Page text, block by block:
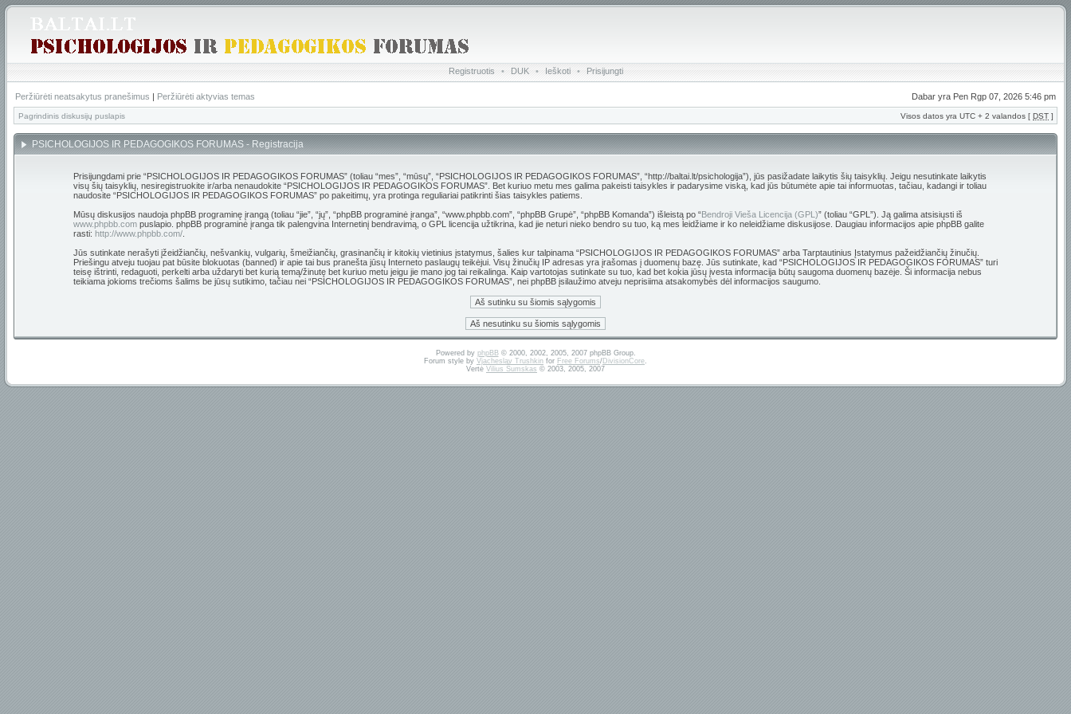
Registruotis • DUK • Ieškoti • Prisijungti
Peržiūrėti neatsakytus pranešimus | Peržiūrėti aktyvias temas Dabar yra Pen Rgp 07, 2026 5:46 pm
Pagrindinis diskusijų puslapis Visos datos yra UTC + 2 valandos [ DST ]
PSICHOLOGIJOS IR PEDAGOGIKOS FORUMAS - Registracija
Prisijungdami prie “PSICHOLOGIJOS IR PEDAGOGIKOS FORUMAS” (toliau “mes”, “mūsų”, “PSICHOLOGIJOS IR PEDAGOGIKOS FORUMAS”, “http://baltai.lt/psichologija”), jūs pasižadate laikytis šių taisyklių. Jeigu nesutinkate laikytis
visų šių taisyklių, nesiregistruokite ir/arba nenaudokite “PSICHOLOGIJOS IR PEDAGOGIKOS FORUMAS”. Bet kuriuo metu mes galima pakeisti taisykles ir padarysime viską, kad jūs būtumėte apie tai informuotas, tačiau, kadangi ir toliau
naudosite “PSICHOLOGIJOS IR PEDAGOGIKOS FORUMAS” po pakeitimų, yra protinga reguliariai patikrinti šias taisykles patiems.
Mūsų diskusijos naudoja phpBB programinę įrangą (toliau “jie”, “jų”, “phpBB programinė įranga”, “www.phpbb.com”, “phpBB Grupė”, “phpBB Komanda”) išleistą po “Bendroji Vieša Licencija (GPL)” (toliau “GPL”). Ją galima atsisiųsti iš
www.phpbb.com puslapio. phpBB programinė įranga tik palengvina Internetinį bendravimą, o GPL licencija užtikrina, kad jie neturi nieko bendro su tuo, ką mes leidžiame ir ko neleidžiame diskusijose. Daugiau informacijos apie phpBB galite
rasti: http://www.phpbb.com/
Jūs sutinkate nerašyti įžeidžiančių, nešvankių, vulgarių, šmeižiančių, grasinančių ir kitokių vietinius įstatymus, šalies kur talpinama “PSICHOLOGIJOS IR PEDAGOGIKOS FORUMAS” arba Tarptautinius Įstatymus pažeidžiančių žinučių.
Priešingu atveju tuojau pat būsite blokuotas (banned) ir apie tai bus pranešta jūsų Interneto paslaugų teikėjui. Visų žinučių IP adresas yra įrašomas į duomenų bazę. Jūs sutinkate, kad “PSICHOLOGIJOS IR PEDAGOGIKOS FORUMAS” turi
teisę ištrinti, redaguoti, perkelti arba uždaryti bet kurią temą/žinutę bet kuriuo metu jeigu jie mano jog tai reikalinga. Kaip vartotojas sutinkate su tuo, kad bet kokia jūsų įvesta informacija būtų saugoma duomenų bazėje. Ši informacija nebus
teikiama jokioms trečioms šalims be jūsų sutikimo, tačiau nei “PSICHOLOGIJOS IR PEDAGOGIKOS FORUMAS”, nei phpBB įsilaužimo atveju neprisiima atsakomybės dėl informacijos saugumo.
Powered by phpBB© 2000, 2002, 2005, 2007 phpBB Group.
Forum style by Vjacheslav Trushkin for Free Forums/ DivisionCore.
Vertė Vilius Šumskas © 2003, 2005, 2007